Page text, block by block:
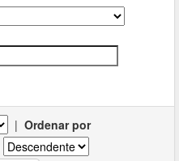
| Ordenar por